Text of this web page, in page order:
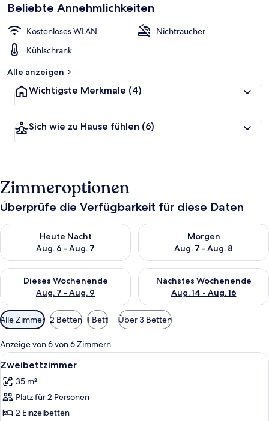
Beliebte Annehmlichkeiten
Kostenloses WLAN
Nichtraucher
Kühlschrank
Alle anzeigen
Wichtigste Merkmale (4)
Sich wie zu Hause fühlen (6)
Zimmeroptionen
Überprüfe die Verfügbarkeit für diese Daten
Heute Nacht
Aug. 6 - Aug. 7
Überprüfe die Verfügbarkeit für heute Nacht, Aug. 6 - Aug. 7.
Morgen
Aug. 7 - Aug. 8
Überprüfe die Verfügbarkeit
Dieses Wochenende
Aug. 7 - Aug. 9
Überprüfe die Verfügbarkeit für dieses Wochenende, Aug. 7
Nächstes Wochenende
Aug. 14 - Aug. 16
Überprüfe die Verfügbarkeit
Verfügbare
Filter
für
Zimmer
Alle Zimmer 2 Betten 1 Bett Über 3 Betten
Anzeige von 6 von 6 Zimmern
Alle
Fotos
für
Zweibettzimmer
anzeigen
Zweibettzimmer |
5
Zweibettzimmer
35 m²
Platz für 2 Personen
2 Einzelbetten